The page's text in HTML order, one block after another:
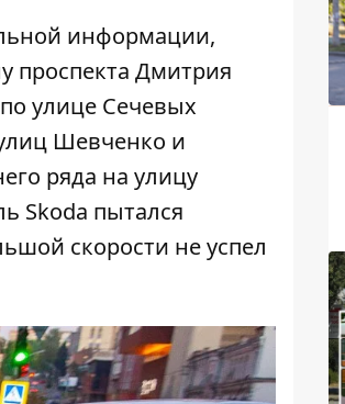
информации,
проспекта Дмитрия
улице Сечевых
Шевченко и
ряда на улицу
Skoda пытался
скорости не успел